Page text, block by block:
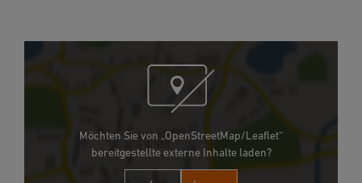
Möchten Sie von „OpenStreetMap/Leaflet“
bereitgestellte externe Inhalte laden?